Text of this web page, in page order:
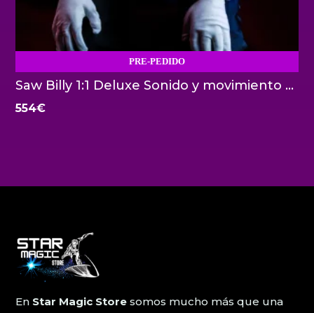
PRE-PEDIDO
Saw Billy 1:1 Deluxe Sonido y movimiento Trick or Treat Studios
554€
En Star Magic Store somos mucho más que una